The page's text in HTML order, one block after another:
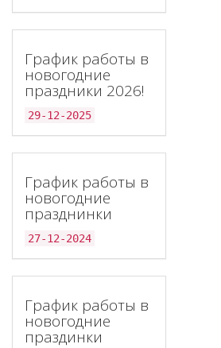
График работы в
новогодние
праздники 2026!
29-12-2025
График работы в
новогодние
празднинки
27-12-2024
График работы в
новогодние
праздинки